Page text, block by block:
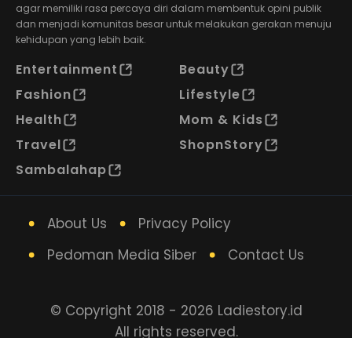
agar memiliki rasa percaya diri dalam membentuk opini publik
dan menjadi komunitas besar untuk melakukan gerakan menuju
kehidupan yang lebih baik.
Entertainment
Beauty
Fashion
Lifestyle
Health
Mom & Kids
Travel
ShopnStory
Sambalahap
About Us
Privacy Policy
Pedoman Media Siber
Contact Us
© Copyright 2018 - 2026 Ladiestory.id
All rights reserved.